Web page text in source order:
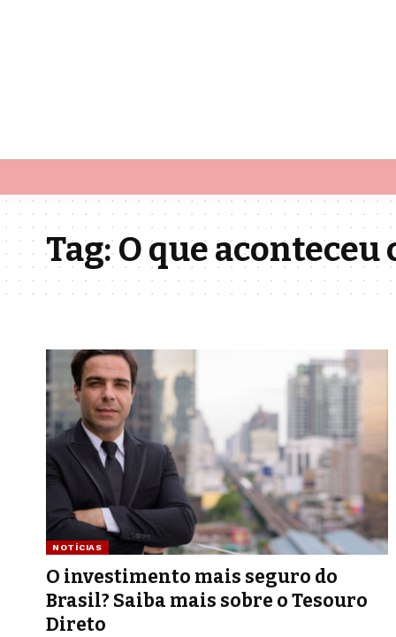
Tag:O que
NOTÍCIAS
O investimento mais seguro do
Brasil? Saiba mais sobre o Tesouro
Direto